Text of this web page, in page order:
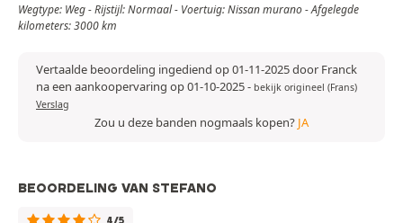
Wegtype: Weg - Rijstijl: Normaal - Voertuig: Nissan murano - Afgelegde
kilometers: 3000 km
Vertaalde beoordeling ingediend op 01-11-2025 door Franck
na een aankoopervaring op 01-10-2025- bekijk origineel (Frans)
Verslag
Zou u deze banden nogmaals kopen? JA
BEOORDELING VAN STEFANO
4/5